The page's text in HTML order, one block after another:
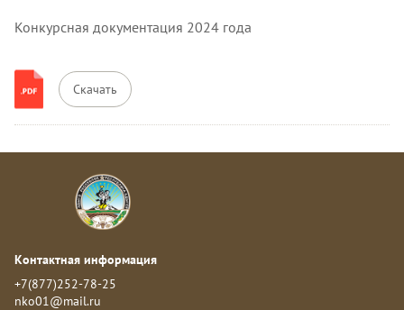
Конкурсная документация 2024 года
Скачать
Контактная информация
+7(877)252-78-25
nko01@mail.ru